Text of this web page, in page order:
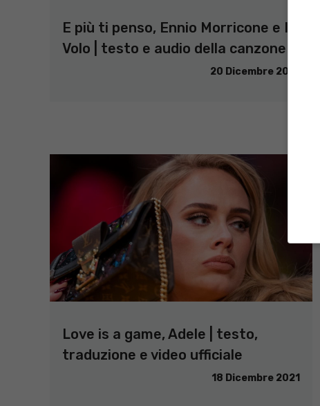
E più ti penso, Ennio Morricone e Il
Volo | testo e audio della canzone
20 Dicembre 2021
Love is a game, Adele | testo,
traduzione e video ufficiale
18 Dicembre 2021